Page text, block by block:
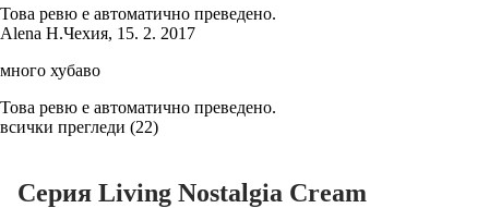
Това ревю е автоматично преведено.
Alena H.Чехия, 15. 2. 2017
много хубаво
Това ревю е автоматично преведено.
всички прегледи (22)
Серия Living Nostalgia Cream